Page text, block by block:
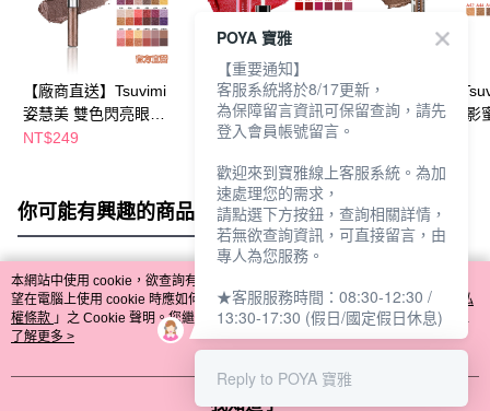
【廠商直送】Tsuvimi
姿慧美 雙色閃亮眼影
蜜 (30色任選)
NT$249
【廠商直送】Tsuvimi
姿慧美 慕斯液體唇膏
(24色任選)
NT$199
【廠商直送】
姿慧美 慕斯眼影
你可能有興趣的商品 全站排行
熱門標籤
本網站中使用 cookie，欲查詢有關本網站使用 cookie 方式之詳情，及若您不希
望在電腦上使用 cookie 時應如何變更電腦的 cookie 設定，請參閱本網站「
隱私
權條款 」之 Cookie 聲明。您繼續使用本網站即表示您同意本公司得按本網站使
用條款之 Cookie 聲明使用 cookie。
了解更多 >
我知道了
POYA 寶雅
【重要通知】
客服系統將於8/17更新，
為保障留言資訊可保留查詢，請先
登入會員帳號留言。
歡迎來到寶雅線上客服系統。為加
速處理您的需求，
請點選下方按鈕，查詢相關詳情，
若無欲查詢資訊，可直接留言，由
專人為您服務。
★客服服務時間：08:30-12:30 /
13:30-17:30 (假日/國定假日休息)
Reply to POYA 寶雅